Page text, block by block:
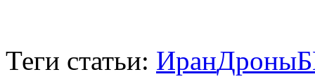
Теги статьи: ИранДроны